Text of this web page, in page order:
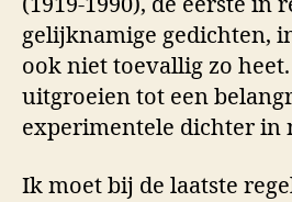
gelijknamige gedichten,
ook niet toevallig zo
uitgroeien tot een
experimentele dichter in
Ik moet bij de laatste